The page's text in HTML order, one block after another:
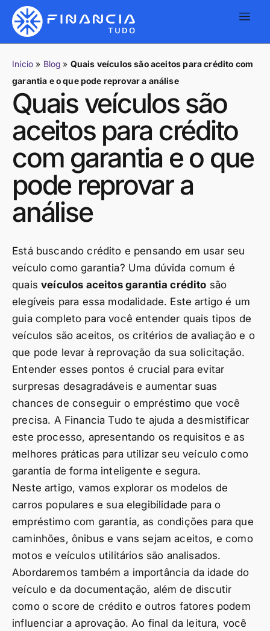
Início » Blog » Quais veículos são aceitos para crédito com
garantia e o que pode reprovar a análise
Quais veículos são
aceitos para crédito
com garantia e o que
pode reprovar a
análise
Está buscando crédito e pensando em usar seu
veículo como garantia? Uma dúvida comum é
quaisveículos aceitos garantia crédito são
elegíveis para essa modalidade. Este artigo é um
guia completo para você entender quais tipos de
veículos são aceitos, os critérios de avaliação e o
que pode levar à reprovação da sua solicitação.
Entender esses pontos é crucial para evitar
surpresas desagradáveis e aumentar suas
chances de conseguir o empréstimo que você
precisa. A Financia Tudo te ajuda a desmistificar
este processo, apresentando os requisitos e as
melhores práticas para utilizar seu veículo como
garantia de forma inteligente e segura.
Neste artigo, vamos explorar os modelos de
carros populares e sua elegibilidade para o
empréstimo com garantia, as condições para que
caminhões, ônibus e vans sejam aceitos, e como
motos e veículos utilitários são analisados.
Abordaremos também a importância da idade do
veículo e da documentação, além de discutir
como o score de crédito e outros fatores podem
influenciar a aprovação. Ao final da leitura, você